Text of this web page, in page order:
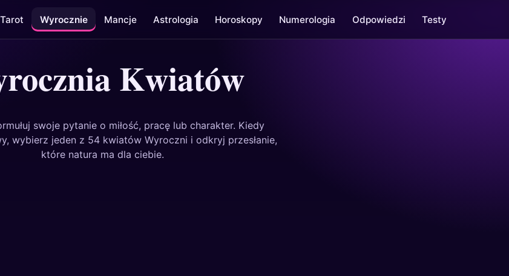
Tarot Wyrocznie Mancje Astrologia Horoskopy Numerologia Odpowiedzi Testy
Kwiatów
swoje pytanie o miłość, pracę lub charakter. Kiedy
wybierz jeden z 54 kwiatów Wyroczni i odkryj przesłanie,
które natura ma dla ciebie.